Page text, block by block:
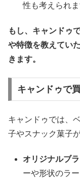
性も考えられま
もし、キャンドゥ
や特徴を教えてい
きます。
キャンドゥで
キャンドゥでは、
子やスナック菓子
オリジナルブ
ーや形状のラ